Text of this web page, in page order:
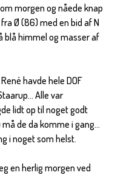
morgen og nåede knap
Ø (86) med en bid af N
blå himmel og masser af
havde hele DOF
Alle var
lidt op til noget godt
de da komme i gang...
i noget som helst.
en herlig morgen ved